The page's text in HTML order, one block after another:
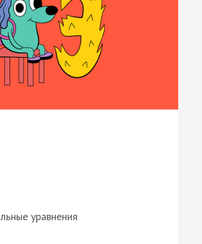
уравнения